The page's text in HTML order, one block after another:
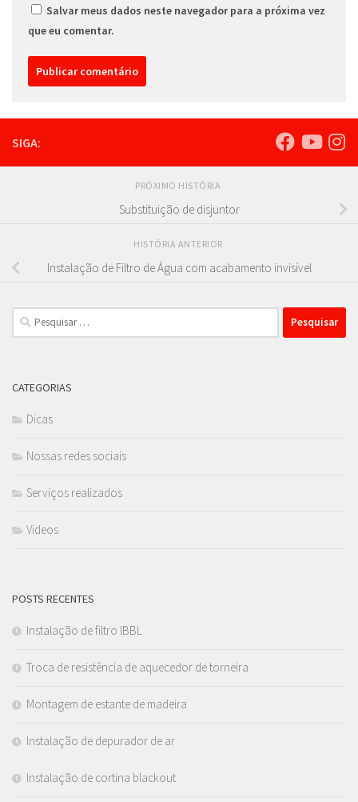
Salvar meus dados neste navegador para a próxima vez
que eu comentar.
SIGA:
PRÓXIMO HISTÓRIA
Substituição de disjuntor
HISTÓRIA ANTERIOR
Instalação de Filtro de Água com acabamento invisível
Pesquisar
por:
CATEGORIAS
Dicas
Nossas redes sociais
Serviços realizados
Videos
POSTS RECENTES
Instalação de filtro IBBL
Troca de resistência de aquecedor de torneira
Montagem de estante de madeira
Instalação de depurador de ar
Instalação de cortina blackout